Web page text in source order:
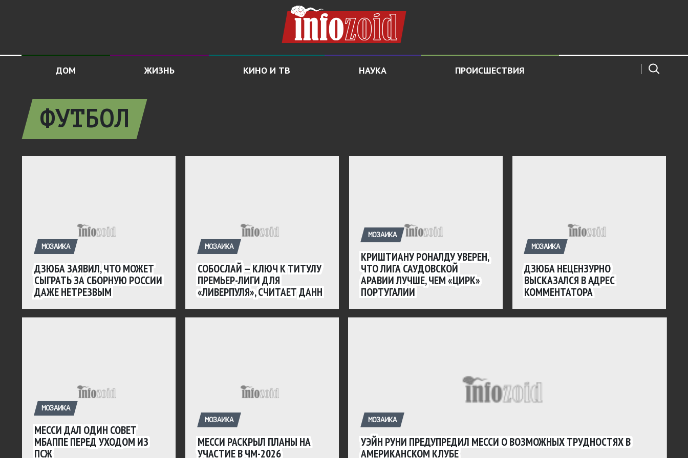
ДОМ ЖИЗНЬ КИНО И ТВ НАУКА ПРОИСШЕСТВИЯ
ФУТБОЛ
МОЗАИКА
ДЗЮБА ЗАЯВИЛ, ЧТО МОЖЕТ
СЫГРАТЬ ЗА СБОРНУЮ РОССИИ
ДАЖЕ НЕТРЕЗВЫМ
МОЗАИКА
СОБОСЛАЙ — КЛЮЧ К ТИТУЛУ
ПРЕМЬЕР-ЛИГИ ДЛЯ
«ЛИВЕРПУЛЯ», СЧИТАЕТ ДАНН
МОЗАИКА
КРИШТИАНУ РОНАЛДУ УВЕРЕН,
ЧТО ЛИГА САУДОВСКОЙ
АРАВИИ ЛУЧШЕ, ЧЕМ «ЦИРК»
ПОРТУГАЛИИ
МОЗАИКА
ДЗЮБА НЕЦЕНЗУРНО
ВЫСКАЗАЛСЯ В АДРЕС
КОММЕНТАТОРА
МОЗАИКА
МЕССИ ДАЛ ОДИН СОВЕТ
МБАППЕ ПЕРЕД УХОДОМ ИЗ
ПСЖ
МОЗАИКА
МЕССИ РАСКРЫЛ ПЛАНЫ НА
УЧАСТИЕ В ЧМ-2026
МОЗАИКА
УЭЙН РУНИ ПРЕДУПРЕДИЛ МЕССИ О ВОЗМОЖНЫХ ТРУДНОСТЯХ В
АМЕРИКАНСКОМ КЛУБЕ